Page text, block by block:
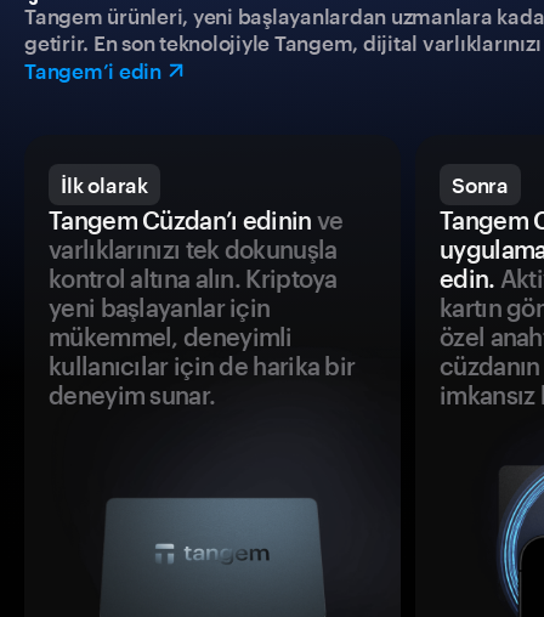
Tangem ürünleri, yeni başlayanlardan uzmanlara
getirir. En son teknolojiyle Tangem, dijital
Tangem’i edin
İlk olarak
Tangem Cüzdan’ı edinin ve
varlıklarınızı tek dokunuşla
kontrol altına alın. Kriptoya
yeni başlayanlar için
mükemmel, deneyimli
kullanıcılar için de harika bir
deneyim sunar.
Sonra
Tangem
edin.
kartın
özel